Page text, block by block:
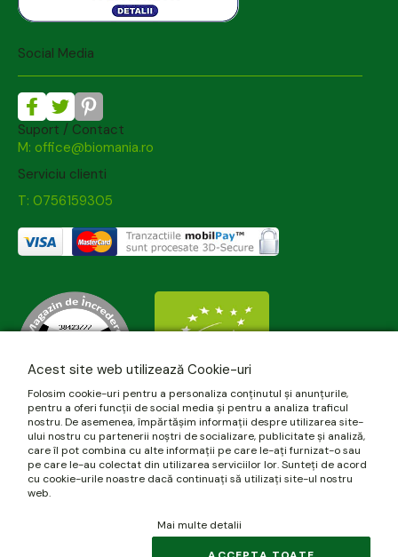
Social Media
Suport / Contact
M: office@biomania.ro
Serviciu clienti
T: 0756159305
Acest site web utilizează Cookie-uri
Folosim cookie-uri pentru a personaliza conținutul și anunțurile,
pentru a oferi funcții de social media și pentru a analiza traficul
nostru. De asemenea, împărtășim informații despre utilizarea site-
ului nostru cu partenerii noștri de socializare, publicitate și analiză,
care îl pot combina cu alte informații pe care le-ați furnizat-o sau
pe care le-au colectat din utilizarea serviciilor lor. Sunteți de acord
cu cookie-urile noastre dacă continuați să utilizați site-ul nostru
web.
Mai multe detalii
© 2026 biomania.ro | Powered by